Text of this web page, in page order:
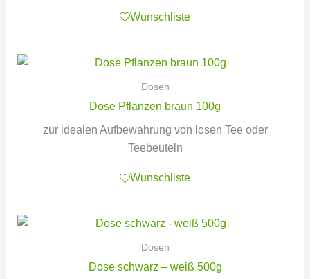
Wunschliste
Dosen
Dose Pflanzen braun 100g
zur idealen Aufbewahrung von losen Tee oder
Teebeuteln
Wunschliste
Dosen
Dose schwarz – weiß 500g